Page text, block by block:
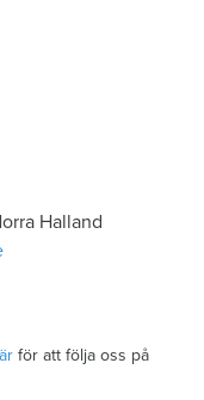
Halland
för att följa oss på